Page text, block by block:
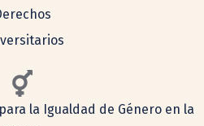
la Igualdad de Género en la